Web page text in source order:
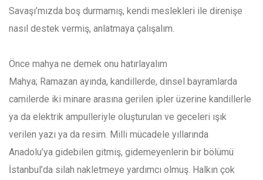
Savaşı’mızda boş durmamış, kendi meslekleri ile direnişe
nasıl destek vermiş, anlatmaya çalışalım.
Önce mahya ne demek onu hatırlayalım
Mahya; Ramazan ayında, kandillerde, dinsel bayramlarda
camilerde iki minare arasına gerilen ipler üzerine kandillerle
ya da elektrik ampulleriyle oluşturulan ve geceleri ışık
verilen yazı ya da resim. Milli mücadele yıllarında
Anadolu’ya gidebilen gitmiş, gidemeyenlerin bir bölümü
İstanbul’da silah nakletmeye yardımcı olmuş. Halkın çok